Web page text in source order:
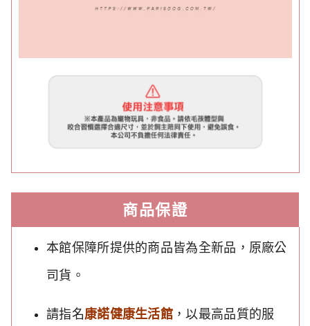
商品保證
本館保障所提供的商品皆為全新品，原廠公
司貨。
請指名康諾健康生活館 ，以最高品質的服